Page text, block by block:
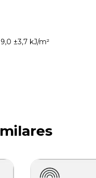
±3,7 kJ/m²